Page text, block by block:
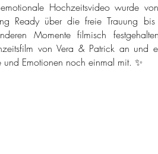
Hochzeitsvideo wurde
Ready über die freie Trauung
Momente filmisch
von Vera & Patrick an und
und Emotionen noch einmal mit. ✨